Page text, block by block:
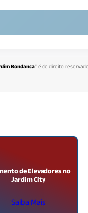
Bondanca" é de direito
de Elevadores no
Jardim City
Saiba Mais